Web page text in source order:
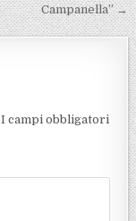
Campanella” →
I campi obbligatori